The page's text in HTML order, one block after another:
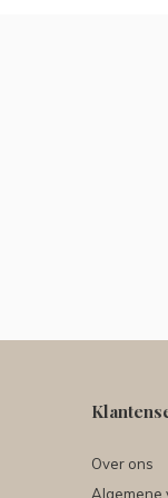
Over ons
Algemene